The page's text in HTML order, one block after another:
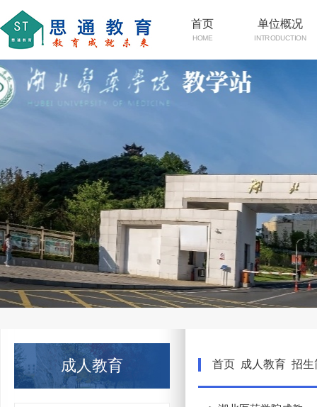
首页
HOME
单位概况
INTRODUCTION
成人教育 首页 成人教育 招生